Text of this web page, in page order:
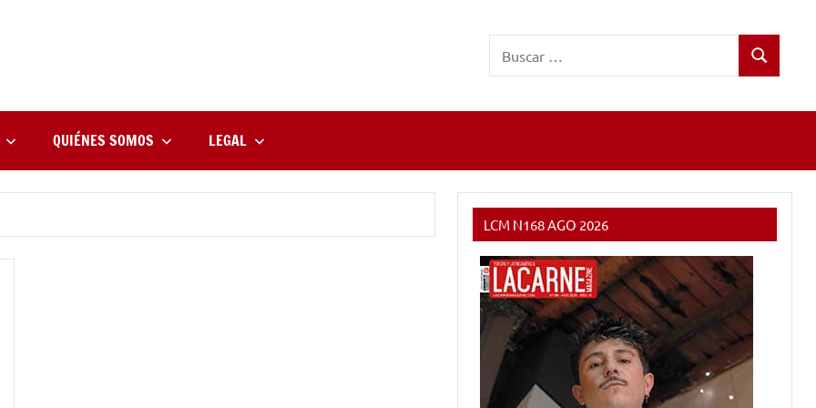
Buscar
QUIÉNES SOMOS LEGAL
LCM N168 AGO 2026